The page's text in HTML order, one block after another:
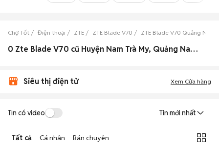
Chợ Tốt Điện thoại ZTE ZTE Blade V70 ZTE Blade V70 Quảng Nam
0 Zte Blade V70 cũ Huyện Nam Trà My, Quảng Nam đẹp
Siêu thị điện tử Xem Cửa hàng
Tin có video Tin mới nhất
Tất cả Cá nhân Bán chuyên